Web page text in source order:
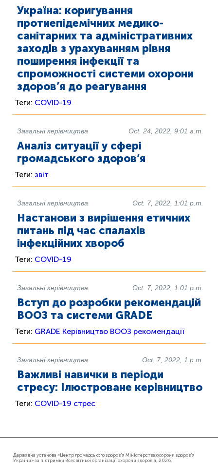
Україна: коригування
протиепідемічних медико-
санітарних та адміністративних
заходів з урахуванням рівня
поширення інфекції та
спроможності системи охорони
здоров’я до реагування
Теги: COVID-19
Загальні керівництва Oct. 24, 2022, 9:01 a.m.
Аналіз ситуації у сфері
громадського здоров’я
Теги: звіт
Загальні керівництва Oct. 7, 2022, 1:01 p.m.
Настанови з вирішення етичних
питань під час спалахів
інфекційних хвороб
Теги: COVID-19
Загальні керівництва Oct. 7, 2022, 1:01 p.m.
Вступ до розробки рекомендацій
ВООЗ та системи GRADE
Теги: GRADE Керівництво ВООЗ рекомендації
Загальні керівництва Oct. 7, 2022, 1 p.m.
Важливі навички в періоди
стресу: Ілюстроване керівництво
Теги: COVID-19 стрес
Державна установа «Центр громадського здоров'я Міністерства охорони здоров'я
України» за підтримки Всесвітньої організації охорони здоров'я, 2026.